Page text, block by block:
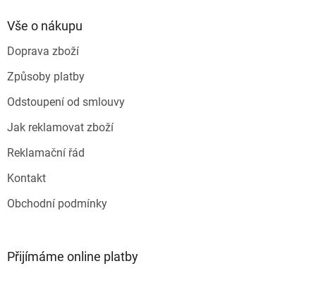
Vše o nákupu
Doprava zboží
Způsoby platby
Odstoupení od smlouvy
Jak reklamovat zboží
Reklamační řád
Kontakt
Obchodní podmínky
Přijímáme online platby